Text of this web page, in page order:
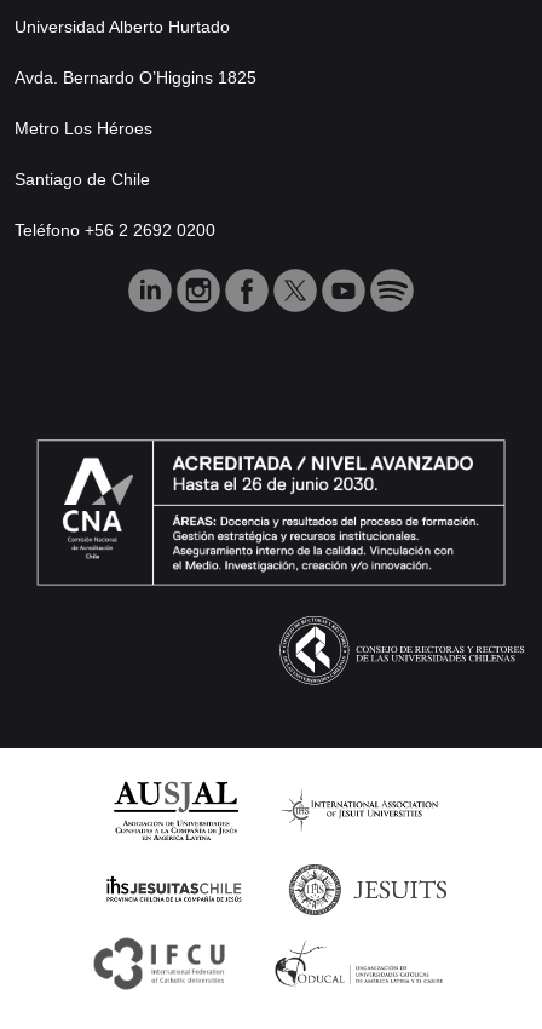
Universidad Alberto Hurtado
Avda. Bernardo O’Higgins 1825
Metro Los Héroes
Santiago de Chile
Teléfono +56 2 2692 0200